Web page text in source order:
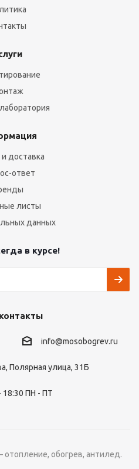
доставка
ответ
листы
данных
в курсе!
info@mosobogrev.ru
Полярная улица, 31Б
18:30 ПН - ПТ
обогрев, антилед.